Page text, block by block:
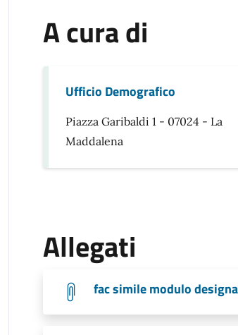
A cura di
Ufficio Demografico
Piazza Garibaldi 1 - 07024 - La
Maddalena
Allegati
fac simile modulo